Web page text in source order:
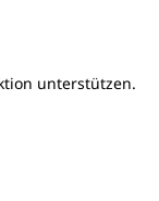
unterstützen.